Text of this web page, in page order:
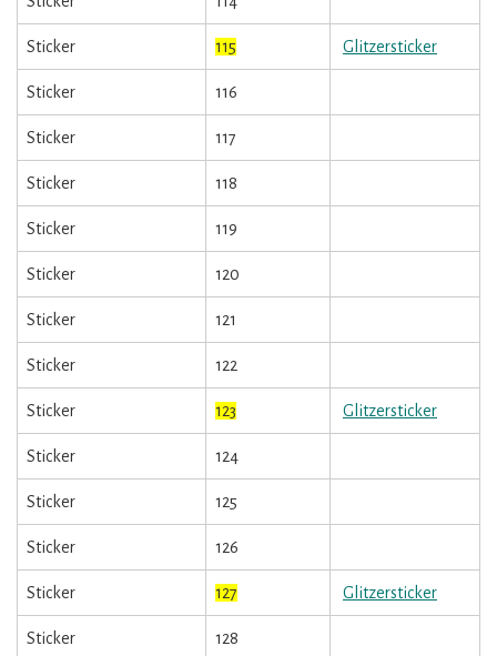
Sticker 115 Glitzersticker
Sticker 116
Sticker 117
Sticker 118
Sticker 119
Sticker 120
Sticker 121
Sticker 122
Sticker 123 Glitzersticker
Sticker 124
Sticker 125
Sticker 126
Sticker 127 Glitzersticker
Sticker 128